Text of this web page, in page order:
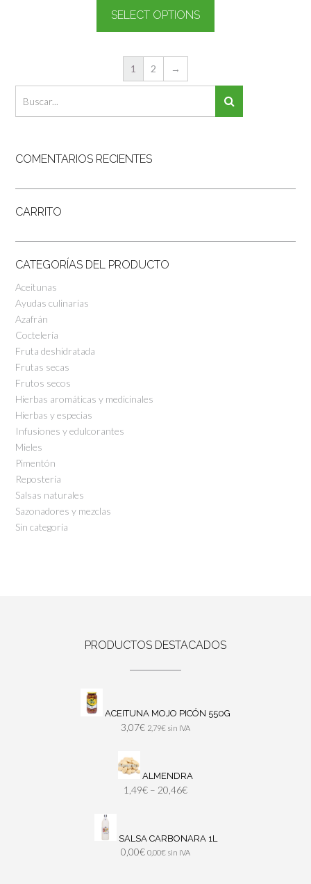
SELECT OPTIONS
1 2 →
COMENTARIOS RECIENTES
CARRITO
CATEGORÍAS DEL PRODUCTO
Aceitunas
Ayudas culinarias
Azafrán
Coctelería
Fruta deshidratada
Frutas secas
Frutos secos
Hierbas aromáticas y medicinales
Hierbas y especias
Infusiones y edulcorantes
Mieles
Pimentón
Repostería
Salsas naturales
Sazonadores y mezclas
Sin categoría
PRODUCTOS DESTACADOS
ACEITUNA MOJO PICÓN 550G
3,07€ 2,79€ sin IVA
ALMENDRA
1,49€ – 20,46€
SALSA CARBONARA 1L
0,00€ 0,00€ sin IVA